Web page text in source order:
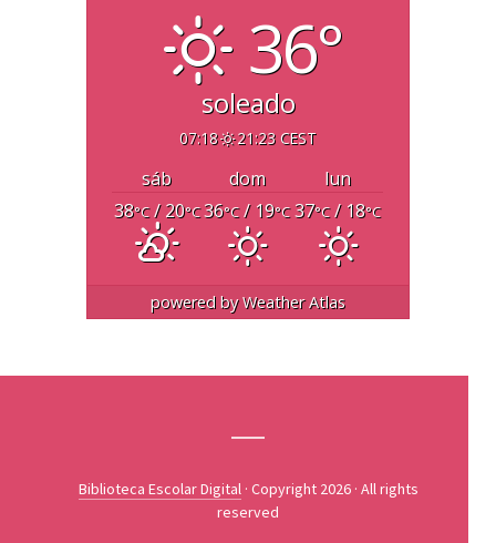
36°
soleado
07:18 21:23 CEST
sáb dom
lun
38°C/ 20°C36°C/ 19°C 37°C/ 18°C
powered byWeather Atlas
Biblioteca Escolar Digital · Copyright 2026 · All rights
reserved